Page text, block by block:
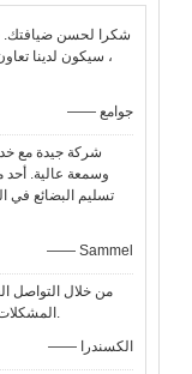
شكرا لحسن ضيافتك.
، سيكون لدينا
—— جوامع
شركة جيدة مع
وسمعة عالية. أحد
تسليم البضائع في
—— Sammel
من خلال التواصل
المشكلات ، راضٍ عن مشترياتي.
—— الكسندرا